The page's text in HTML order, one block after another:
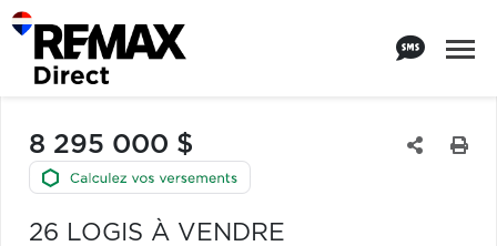
8 295 000 $
26 LOGIS À VENDRE